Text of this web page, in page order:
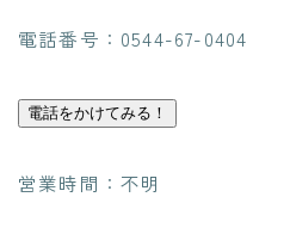
電話番号：0544-67-0404
電話をかけてみる！
営業時間：不明